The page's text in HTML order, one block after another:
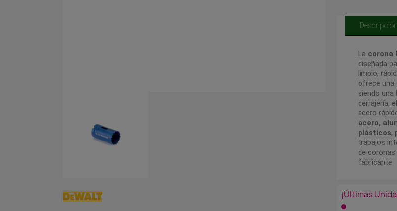
Descripción
La corona
diseñada
limpio,
ofrece una
siendo una
cerrajería,
acero
acero,
plásticos,
trabajos
de coronas
fabricante
¡Últimas